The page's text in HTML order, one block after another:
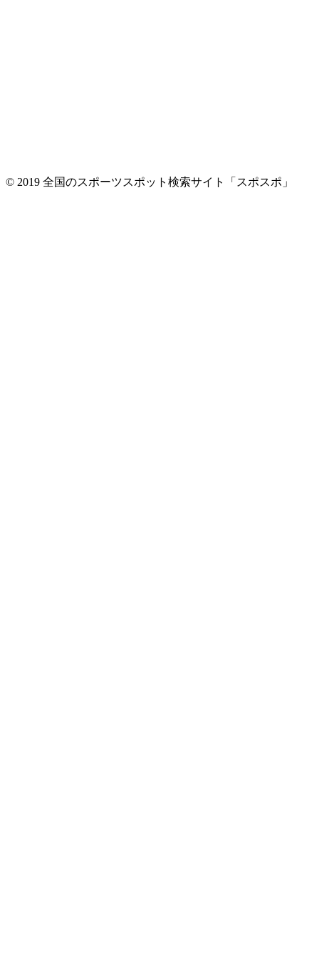
© 2019 全国のスポーツスポット検索サイト「スポスポ」